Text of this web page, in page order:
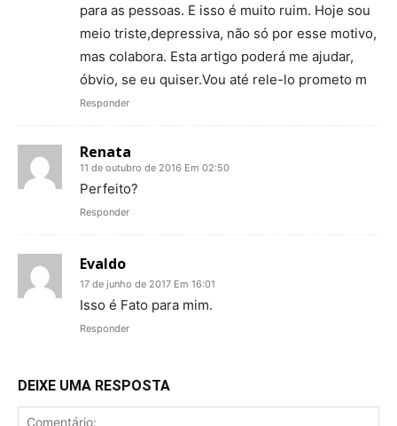
para as pessoas. E isso é muito ruim. Hoje sou
meio triste,depressiva, não só por esse motivo,
mas colabora. Esta artigo poderá me ajudar,
óbvio, se eu quiser.Vou até rele-lo prometo m
Responder
Renata
11 de outubro de 2016 Em 02:50
Perfeito?
Responder
Evaldo
17 de junho de 2017 Em 16:01
Isso é Fato para mim.
Responder
DEIXE UMA RESPOSTA